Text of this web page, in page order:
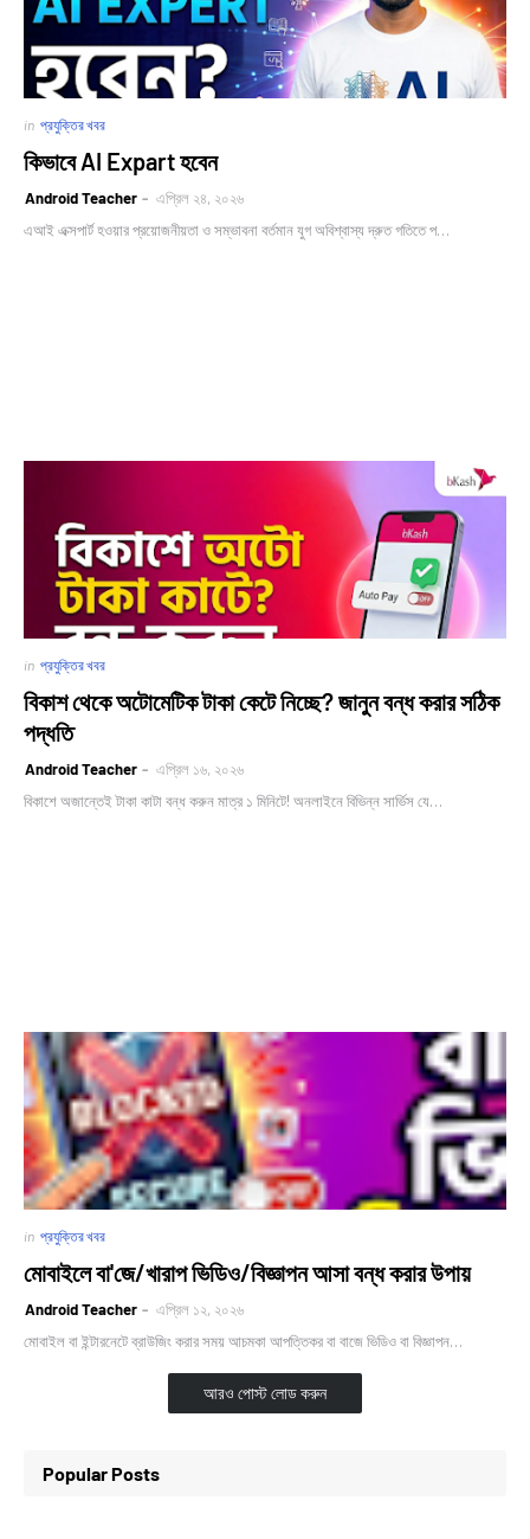
in প্রযুক্তির খবর
কিভাবে AI Expart হবেন
Android Teacher
এপ্রিল ২৪, ২০২৬
এআই এক্সপার্ট হওয়ার প্রয়োজনীয়তা ও সম্ভাবনা বর্তমান যুগ অবিশ্বাস্য দ্রুত গতিতে প…
in প্রযুক্তির খবর
বিকাশ থেকে অটোমেটিক টাকা কেটে নিচ্ছে? জানুন বন্ধ করার সঠিক
পদ্ধতি
Android Teacher
এপ্রিল ১৬, ২০২৬
বিকাশে অজান্তেই টাকা কাটা বন্ধ করুন মাত্র ১ মিনিটে! অনলাইনে বিভিন্ন সার্ভিস যে…
in প্রযুক্তির খবর
মোবাইলে বা'জে/খারাপ ভিডিও/বিজ্ঞাপন আসা বন্ধ করার উপায়
Android Teacher
এপ্রিল ১২, ২০২৬
মোবাইল বা ইন্টারনেটে ব্রাউজিং করার সময় আচমকা আপত্তিকর বা বাজে ভিডিও বা বিজ্ঞাপন…
আরও পোস্ট লোড করুন
Popular Posts